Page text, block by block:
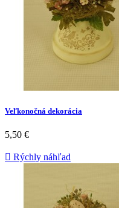
Veľkonočná dekorácia
5,50 €
 Rýchly náhľad